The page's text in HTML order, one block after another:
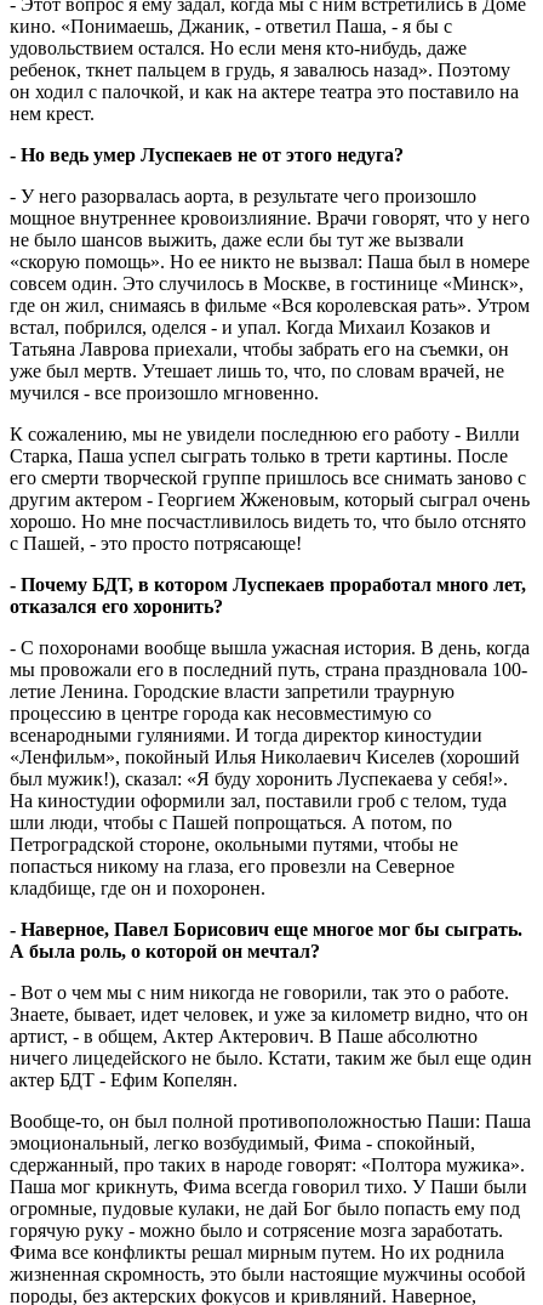
кино. «Понимаешь, Джаник, - ответил Паша, - я бы с
удовольствием остался. Но если меня кто-нибудь, даже
ребенок, ткнет пальцем в грудь, я завалюсь назад». Поэтому
он ходил с палочкой, и как на актере театра это поставило на
нем крест.
- Но ведь умер Луспекаев не от этого недуга?
- У него разорвалась аорта, в результате чего произошло
мощное внутреннее кровоизлияние. Врачи говорят, что у него
не было шансов выжить, даже если бы тут же вызвали
«скорую помощь». Но ее никто не вызвал: Паша был в номере
совсем один. Это случилось в Москве, в гостинице «Минск»,
где он жил, снимаясь в фильме «Вся королевская рать». Утром
встал, побрился, оделся - и упал. Когда Михаил Козаков и
Татьяна Лаврова приехали, чтобы забрать его на съемки, он
уже был мертв. Утешает лишь то, что, по словам врачей, не
мучился - все произошло мгновенно.
К сожалению, мы не увидели последнюю его работу - Вилли
Старка, Паша успел сыграть только в трети картины. После
его смерти творческой группе пришлось все снимать заново с
другим актером - Георгием Жженовым, который сыграл очень
хорошо. Но мне посчастливилось видеть то, что было отснято
с Пашей, - это просто потрясающе!
- Почему БДТ, в котором Луспекаев проработал много лет,
отказался его хоронить?
- С похоронами вообще вышла ужасная история. В день, когда
мы провожали его в последний путь, страна праздновала 100-
летие Ленина. Городские власти запретили траурную
процессию в центре города как несовместимую со
всенародными гуляниями. И тогда директор киностудии
«Ленфильм», покойный Илья Николаевич Киселев (хороший
был мужик!), сказал: «Я буду хоронить Луспекаева у себя!».
На киностудии оформили зал, поставили гроб с телом, туда
шли люди, чтобы с Пашей попрощаться. А потом, по
Петроградской стороне, окольными путями, чтобы не
попасться никому на глаза, его провезли на Северное
кладбище, где он и похоронен.
- Наверное, Павел Борисович еще многое мог бы сыграть.
А была роль, о которой он мечтал?
- Вот о чем мы с ним никогда не говорили, так это о работе.
Знаете, бывает, идет человек, и уже за километр видно, что он
артист, - в общем, Актер Актерович. В Паше абсолютно
ничего лицедейского не было. Кстати, таким же был еще один
актер БДТ - Ефим Копелян.
Вообще-то, он был полной противоположностью Паши: Паша
эмоциональный, легко возбудимый, Фима - спокойный,
сдержанный, про таких в народе говорят: «Полтора мужика».
Паша мог крикнуть, Фима всегда говорил тихо. У Паши были
огромные, пудовые кулаки, не дай Бог было попасть ему под
горячую руку - можно было и сотрясение мозга заработать.
Фима все конфликты решал мирным путем. Но их роднила
жизненная скромность, это были настоящие мужчины особой
породы, без актерских фокусов и кривляний. Наверное,